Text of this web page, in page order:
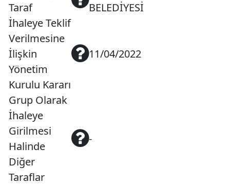
Taraf
BELEDİYESİ
İhaleye Teklif
Verilmesine
İlişkin
Yönetim
Kurulu Kararı
11/04/2022
Grup Olarak
İhaleye
Girilmesi
Halinde
Diğer
Taraflar
-